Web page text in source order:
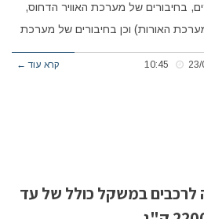
בחיבורים של מערכת האוויר הדחוס,
האורות) וכן בחיבורים של מערכת
קרא עוד ←
לרכבים במשקל כולל של עד